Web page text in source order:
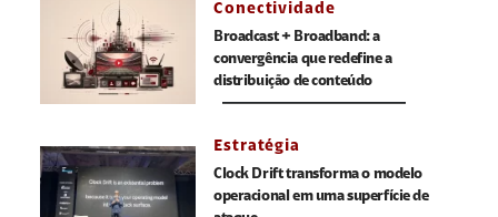
Conectividade
Broadcast + Broadband: a
convergência que redefine a
distribuição de conteúdo
Estratégia
Clock Drift transforma o modelo
operacional em uma superfície de